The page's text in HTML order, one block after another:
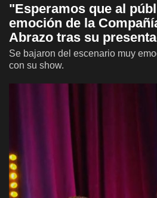
"Esperamos que al
emoción de la
Abrazo tras su
Se bajaron del escenario muy
con su show.